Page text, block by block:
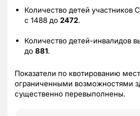
Количество детей участников
с 1488 до 2472.
Количество детей-инвалидов
до 881.
Показатели по квотированию
ограниченными возможностями
существенно перевыполнены.